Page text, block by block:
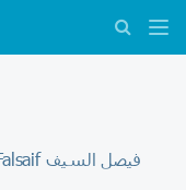
Telegram-канал techpills - Falsaif فيصل السيف